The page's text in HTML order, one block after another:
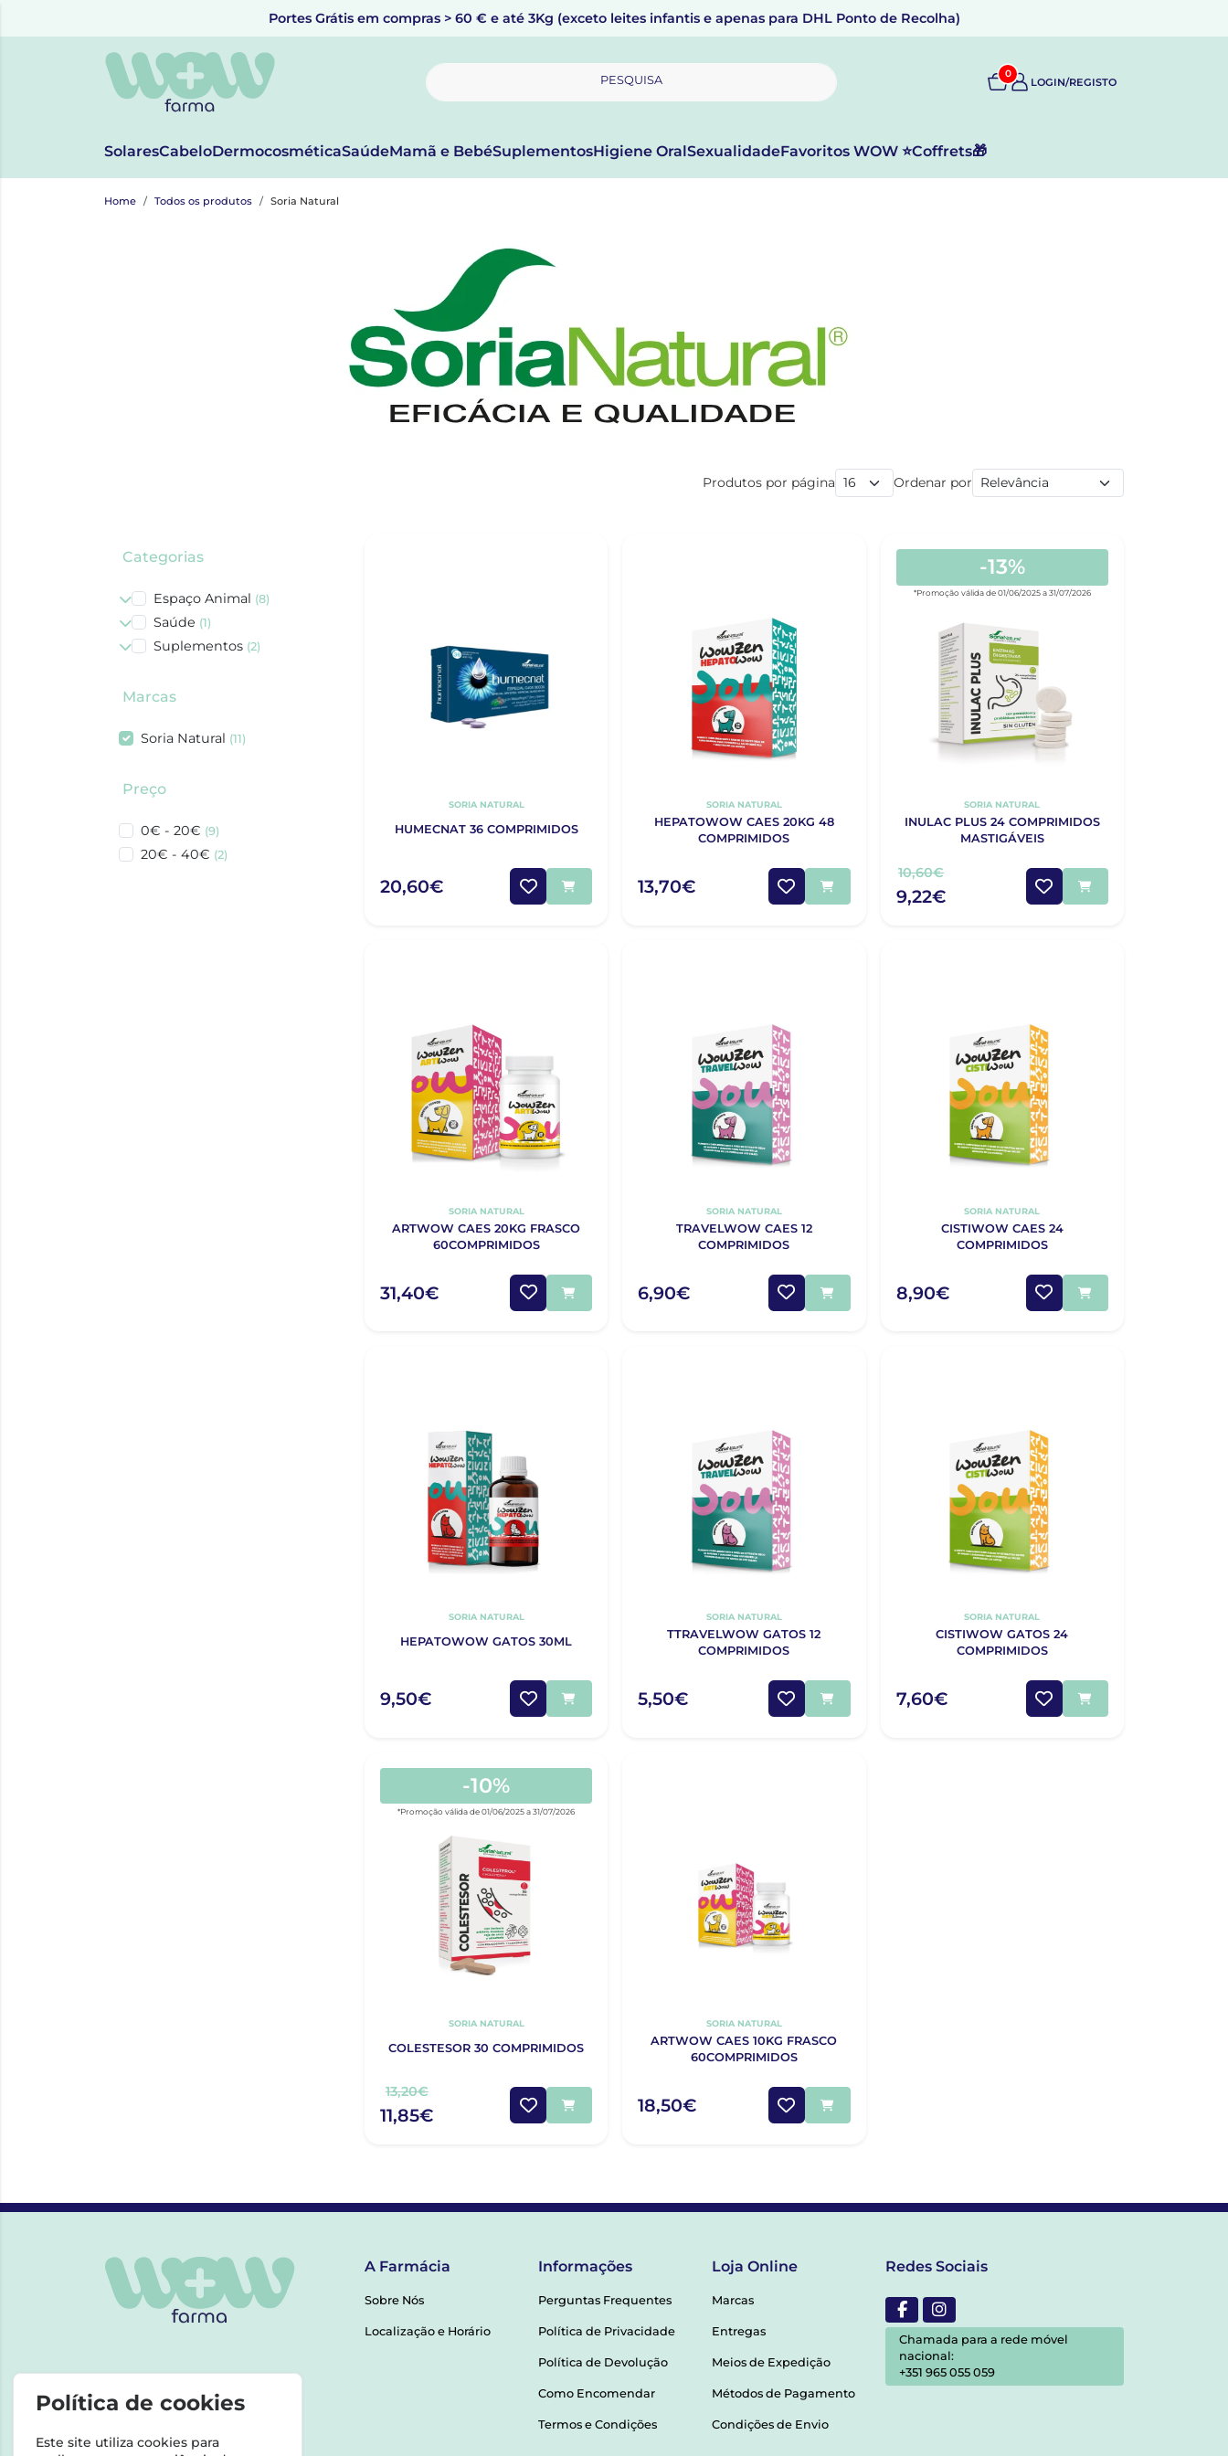
Portes Grátis em compras > 60 € e até 3Kg (exceto leites infantis e apenas para DHL Ponto de Recolha)
PESQUISA 0
LOGIN/REGISTO
SolaresCabeloDermocosméticaSaúdeMamã e BebéSuplementosHigiene OralSexualidadeFavoritos WOW ⭐Coffrets🎁
Home Todos os produtos Soria Natural
Produtos por página Ordenar por
Categorias
Espaço Animal (8)
Saúde (1)
Suplementos (2)
Marcas
Soria Natural (11)
Preço
0€ - 20€ (9)
20€ - 40€ (2)
SORIA NATURAL
HUMECNAT 36 COMPRIMIDOS
20,60€
SORIA NATURAL
HEPATOWOW CAES 20KG 48
COMPRIMIDOS
13,70€
-13%
*Promoção válida de 01/06/2025 a 31/07/2026
SORIA NATURAL
INULAC PLUS 24 COMPRIMIDOS
MASTIGÁVEIS
10,60€
9,22€
SORIA NATURAL
ARTWOW CAES 20KG FRASCO
60COMPRIMIDOS
31,40€
SORIA NATURAL
TRAVELWOW CAES 12
COMPRIMIDOS
6,90€
SORIA NATURAL
CISTIWOW CAES 24
COMPRIMIDOS
8,90€
SORIA NATURAL
HEPATOWOW GATOS 30ML
9,50€
SORIA NATURAL
TTRAVELWOW GATOS 12
COMPRIMIDOS
5,50€
SORIA NATURAL
CISTIWOW GATOS 24
COMPRIMIDOS
7,60€
-10%
*Promoção válida de 01/06/2025 a 31/07/2026
SORIA NATURAL
COLESTESOR 30 COMPRIMIDOS
13,20€
11,85€
SORIA NATURAL
ARTWOW CAES 10KG FRASCO
60COMPRIMIDOS
18,50€
A Farmácia
Sobre Nós
Localização e Horário
Informações
Perguntas Frequentes
Política de Privacidade
Política de Devolução
Como Encomendar
Termos e Condições
Loja Online
Marcas
Entregas
Meios de Expedição
Métodos de Pagamento
Condições de Envio
Redes Sociais
Chamada para a rede móvel
nacional:
+351 965 055 059
Política de cookies
Este site utiliza cookies para